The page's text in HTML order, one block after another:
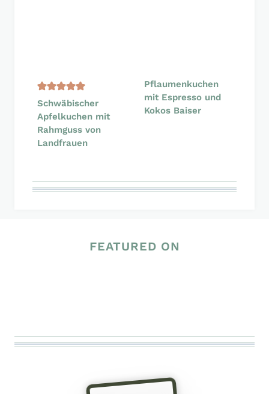
Schwäbischer
Apfelkuchen mit
Rahmguss von
Landfrauen
Pflaumenkuchen
mit Espresso und
Kokos Baiser
FEATURED ON